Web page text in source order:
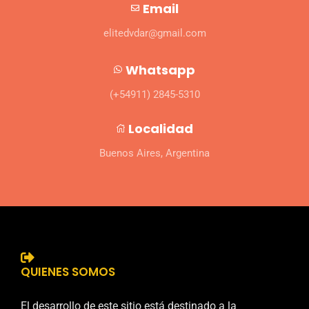
Email
elitedvdar@gmail.com
Whatsapp
(+54911) 2845-5310
Localidad
Buenos Aires, Argentina
QUIENES SOMOS
El desarrollo de este sitio está destinado a la